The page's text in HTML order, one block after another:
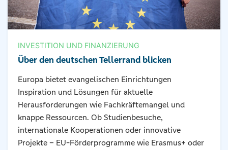
INVESTITION UND FINANZIERUNG
Über den deutschen Tellerrand blicken
Europa bietet evangelischen Einrichtungen
Inspiration und Lösungen für aktuelle
Herausforderungen wie Fachkräftemangel und
knappe Ressourcen. Ob Studienbesuche,
internationale Kooperationen oder innovative
Projekte – EU-Förderprogramme wie Erasmus+ oder